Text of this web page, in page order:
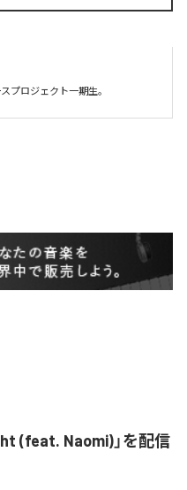
プロジェクト一期生。
(feat. Naomi)」を配信